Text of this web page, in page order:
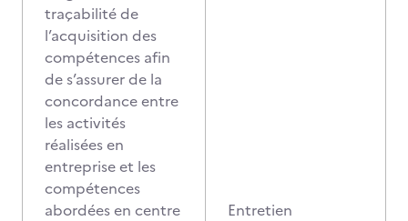
traçabilité de
l’acquisition des
compétences afin
de s’assurer de la
concordance entre
les activités
réalisées en
entreprise et les
compétences
abordées en centre
Entretien